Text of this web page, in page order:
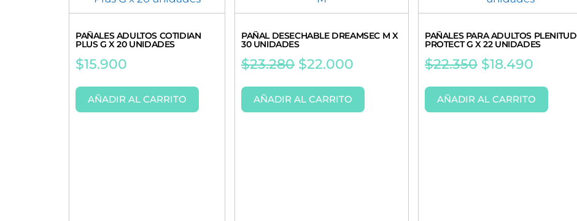
PAÑALES ADULTOS COTIDIAN
PLUS G X 20 UNIDADES
$15.900
AÑADIR AL CARRITO
PAÑAL DESECHABLE DREAMSEC M X
30 UNIDADES
$23.280 $22.000
AÑADIR AL CARRITO
PAÑALES PARA ADULTOS PLENITUD
PROTECT G X 22 UNIDADES
$22.350 $18.490
AÑADIR AL CARRITO